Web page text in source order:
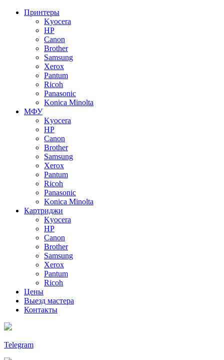
Принтеры
Kyocera
HP
Canon
Brother
Samsung
Xerox
Pantum
Ricoh
Panasonic
Konica Minolta
МФУ
Kyocera
HP
Canon
Brother
Samsung
Xerox
Pantum
Ricoh
Panasonic
Konica Minolta
Картриджи
Kyocera
HP
Canon
Brother
Samsung
Xerox
Pantum
Ricoh
Цены
Выезд мастера
Контакты
Telegram